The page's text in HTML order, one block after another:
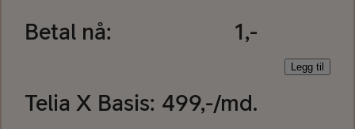
Betal nå: 1,-
Telia X Basis: 499,-/md.
Legg til